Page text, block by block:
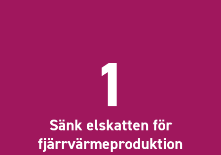
1
Sänk elskatten för
fjärrvärmeproduktion